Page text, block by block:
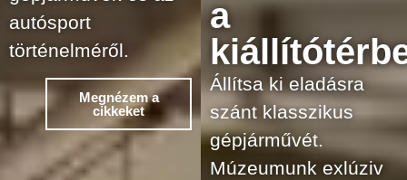
autósport
történelméről.
Megnézem a
cikkeket
a
Állítsa ki eladásra
szánt klasszikus
gépjárművét.
Múzeumunk exlúziv